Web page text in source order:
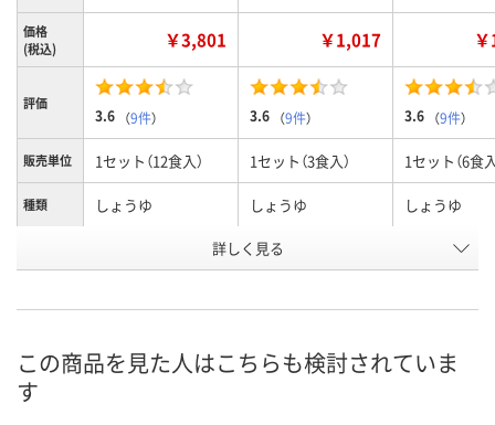
価格
(税込)
￥3,801 ￥1,017
評価
3.6 （9件） 3.6 （9件） 3.6 （9件）
販売単位 1セット（12食入） 1セット（3食入） 1セット（6食
種類 しょうゆ しょうゆ しょうゆ
U903166 U903172
8月8日（土）
詳しく見る
この商品を見た人はこちらも検討されていま
す